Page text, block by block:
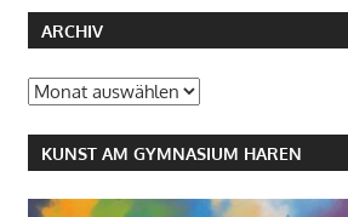
ARCHIV
Archiv
KUNST AM GYMNASIUM HAREN